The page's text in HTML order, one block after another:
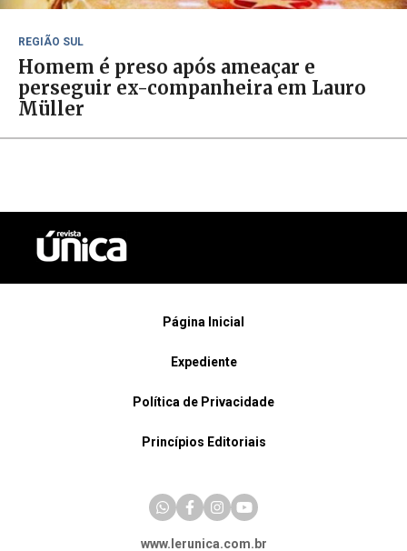
REGIÃO SUL
Homem é preso após ameaçar e
perseguir ex-companheira em Lauro
Müller
Página Inicial
Expediente
Política de Privacidade
Princípios Editoriais
www.lerunica.com.br